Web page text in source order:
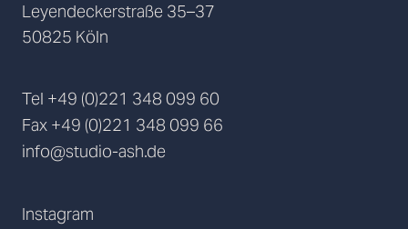
Leyendeckerstraße 35–37
50825 Köln
Tel +49 (0)221 348 099 60
Fax +49 (0)221 348 099 66
info@studio-ash.de
Instagram